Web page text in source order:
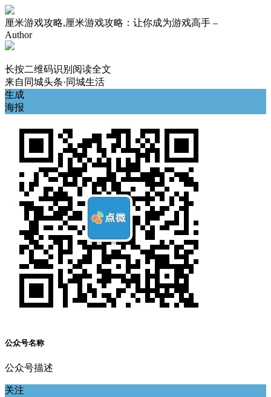
厘米游戏攻略,厘米游戏攻略：让你成为游戏高手 –
Author
长按二维码识别阅读全文
来自 同城头条·同城生活
生成
海报
公众号名称
公众号描述
关注